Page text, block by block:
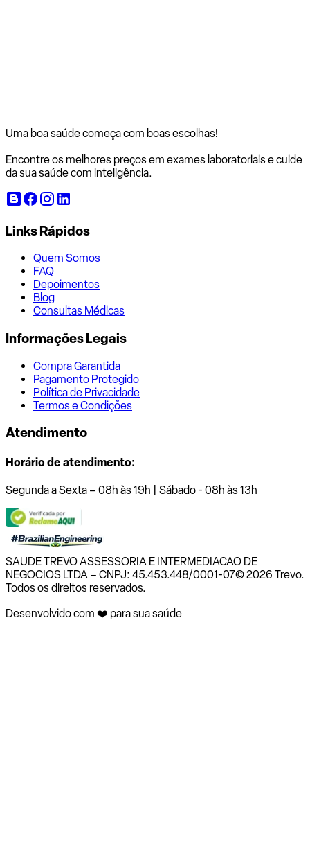
Uma boa saúde começa com boas escolhas!
Encontre os melhores preços em exames laboratoriais e cuide
da sua saúde com inteligência.
Links Rápidos
Quem Somos
FAQ
Depoimentos
Blog
Consultas Médicas
Informações Legais
Compra Garantida
Pagamento Protegido
Política de Privacidade
Termos e Condições
Atendimento
Horário de atendimento:
Segunda a Sexta – 08h às 19h | Sábado - 08h às 13h
SAUDE TREVO ASSESSORIA E INTERMEDIACAO DE
NEGOCIOS LTDA – CNPJ: 45.453.448/0001-07© 2026 Trevo.
Todos os direitos reservados.
Desenvolvido com ❤️ para sua saúde